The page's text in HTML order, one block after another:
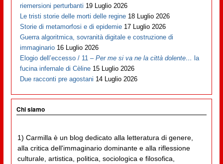
riemersioni perturbanti 19 Luglio 2026
Le tristi storie delle morti delle regine 18 Luglio 2026
Storie di metamorfosi e di epidemie 17 Luglio 2026
Guerra algoritmica, sovranità digitale e costruzione di
immaginario 16 Luglio 2026
Elogio dell’eccesso / 11 –Per me si va ne la città dolente… la
fucina infernale di Cèline 15 Luglio 2026
Due racconti pre agostani 14 Luglio 2026
Chi siamo
1) Carmilla è un blog dedicato alla letteratura di genere,
alla critica dell'immaginario dominante e alla riflessione
culturale, artistica, politica, sociologica e filosofica,